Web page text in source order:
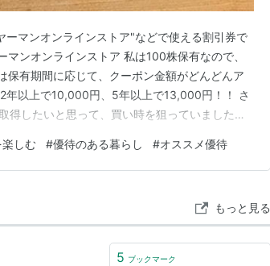
マンオンラインストア"などで使える割引券で
ンオンラインストア 私は100株保有なので、
有期間に応じて、クーポン金額がどんどんア
年以上で10,000円、5年以上で13,000円！！ さ
得したいと思って、買い時を狙っていました＾
るだけで、優待割引額の合計が8万円超えま
しむ #優待のある暮らし #オススメ優待
もっと見る
5 ブックマーク